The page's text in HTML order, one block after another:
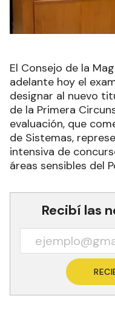
El Consejo de la
adelante hoy el
designar al nuevo
de la Primera
evaluación, que
de Sistemas,
intensiva de
áreas sensibles del
Recibí las